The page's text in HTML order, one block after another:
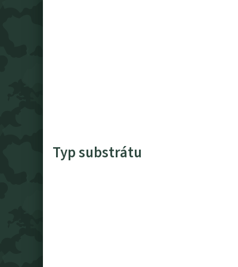
Typ substrátu